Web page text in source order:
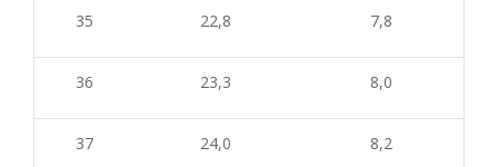
35 22,8 7,8
36 23,3 8,0
37 24,0 8,2